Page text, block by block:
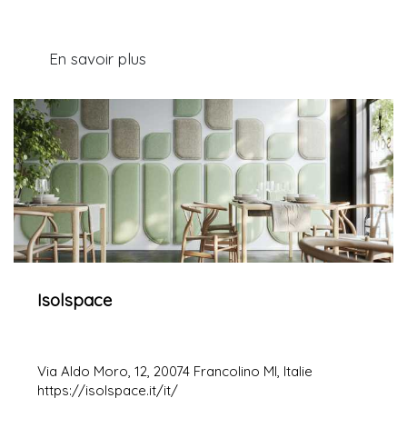
En savoir plus
Isolspace
Via Aldo Moro, 12, 20074 Francolino MI, Italie
https://isolspace.it/it/